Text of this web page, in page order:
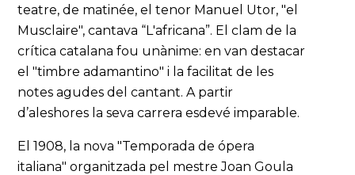
teatre, de matinée, el tenor Manuel Utor, "el
Musclaire", cantava “L'africana”. El clam de la
crítica catalana fou unànime: en van destacar
el "timbre adamantino" i la facilitat de les
notes agudes del cantant. A partir
d’aleshores la seva carrera esdevé imparable.
El 1908, la nova "Temporada de ópera
italiana" organitzada pel mestre Joan Goula